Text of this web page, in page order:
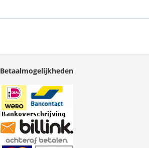
Betaalmogelijkheden